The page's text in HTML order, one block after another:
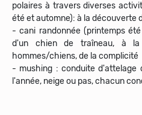
polaires à travers diverses
été et automne): à la découverte
- cani randonnée (printemps
d'un chien de traîneau, à
hommes/chiens, de la complicité
- mushing : conduite d'attelage
l'année, neige ou pas, chacun